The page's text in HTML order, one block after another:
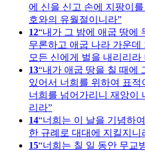
에 신을 신고 손에 지팡이
호와의 유월절이니라
12 내가 그 밤에 애굽 땅에
무론하고 애굽 나라 가운데
모든 신에게 벌을 내리리
13 내가 애굽 땅을 칠 때에
있어서 너희를 위하여 표적
너희를 넘어가리니 재앙이
리라
14 너희는 이 날을 기념하
한 규례로 대대에 지킬지니
15 너희는 칠 일 동안 무교